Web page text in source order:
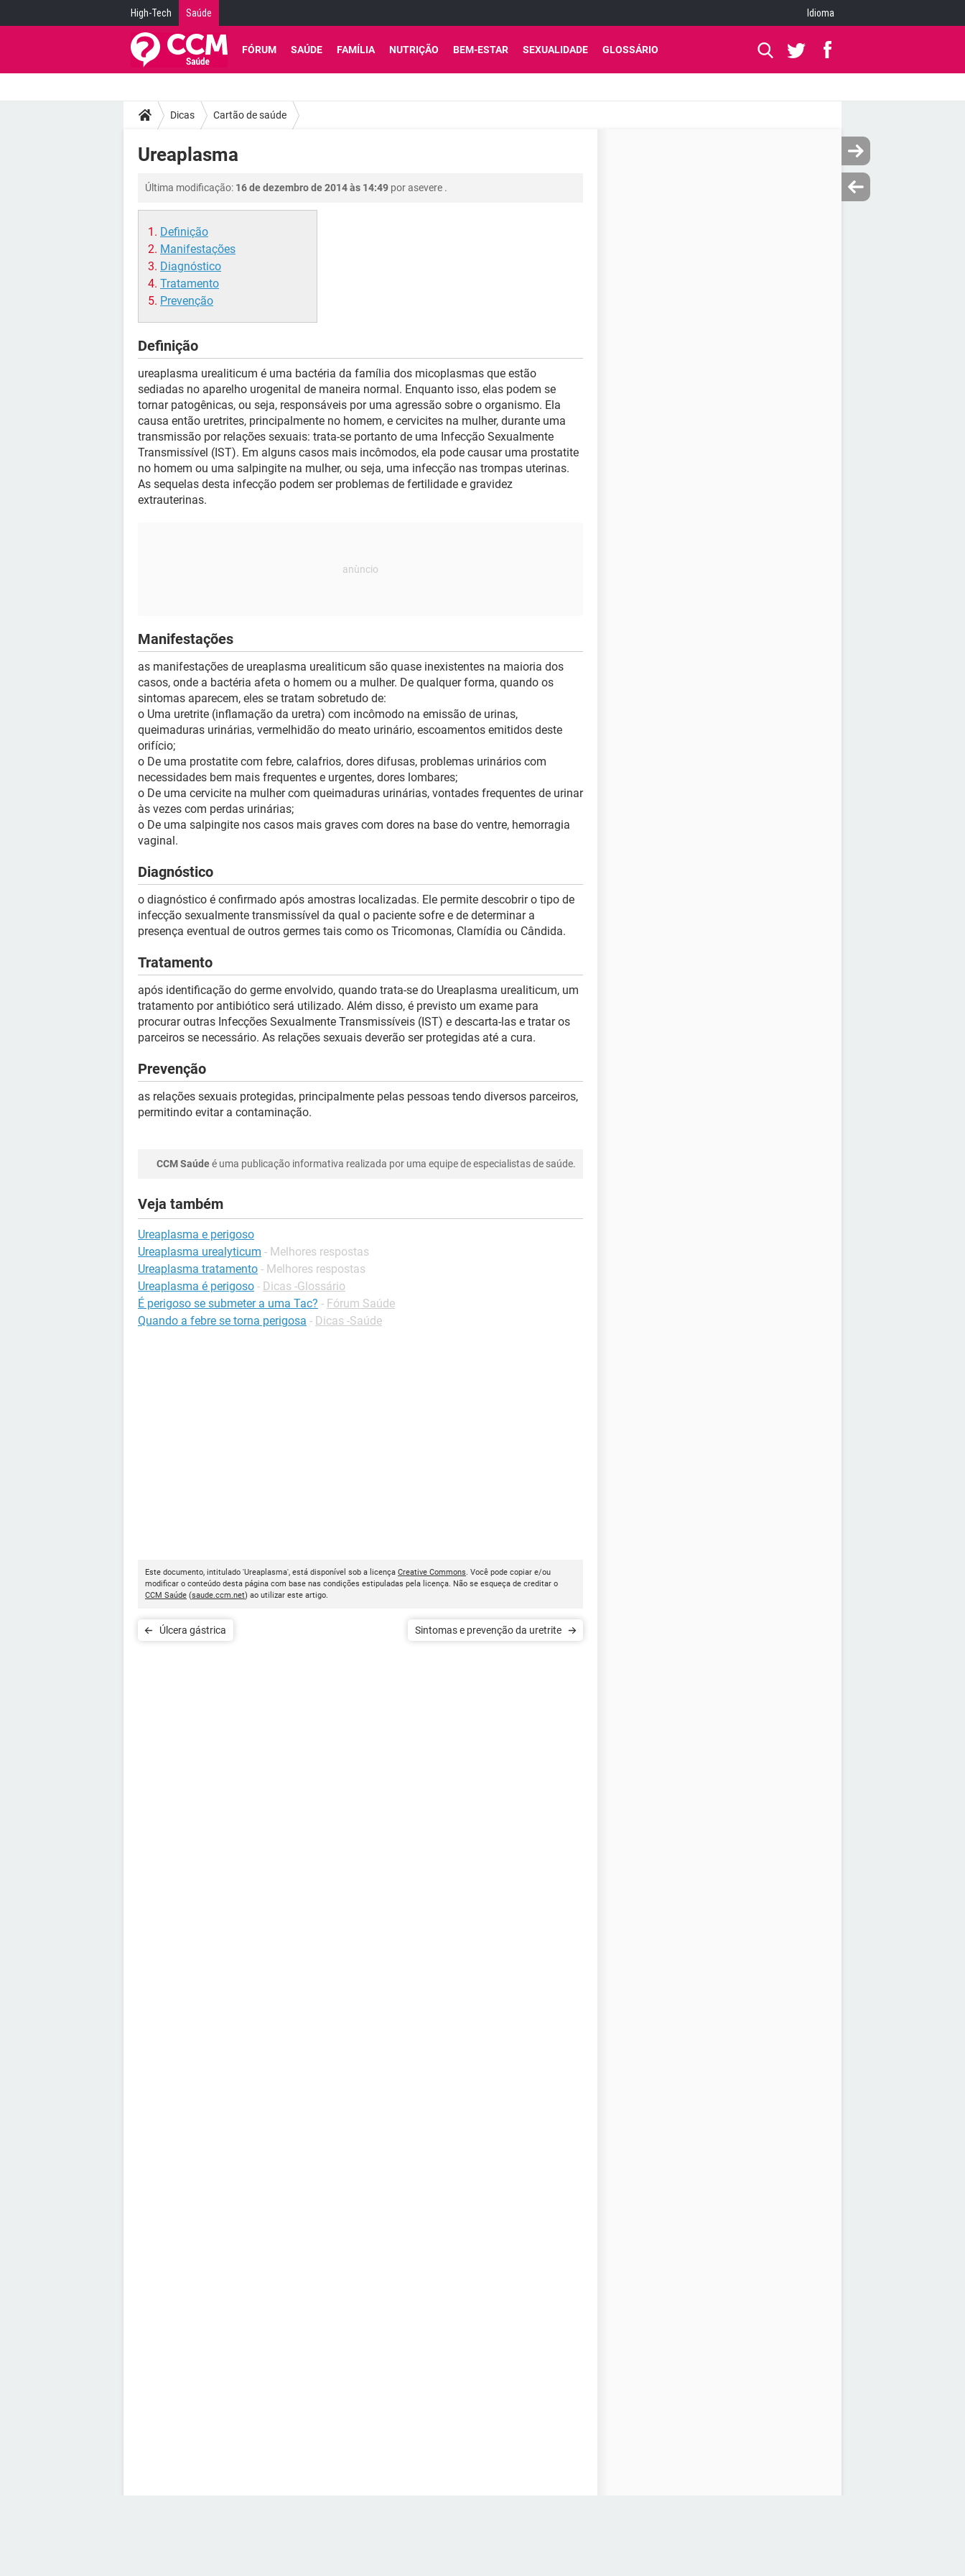
High-Tech Saúde Idioma
FÓRUM SAÚDE FAMÍLIA NUTRIÇÃO BEM-ESTAR SEXUALIDADE GLOSSÁRIO
Dicas Cartão de saúde
Ureaplasma
Última modificação: 16 de dezembro de 2014 às 14:49 porasevere .
Definição
Manifestações
Diagnóstico
Tratamento
Prevenção
Definição
ureaplasma urealiticum é uma bactéria da família dos micoplasmas que estão
sediadas no aparelho urogenital de maneira normal. Enquanto isso, elas podem se
tornar patogênicas, ou seja, responsáveis por uma agressão sobre o organismo. Ela
causa então uretrites, principalmente no homem, e cervicites na mulher, durante uma
transmissão por relações sexuais: trata-se portanto de uma Infecção Sexualmente
Transmissível (IST). Em alguns casos mais incômodos, ela pode causar uma prostatite
no homem ou uma salpingite na mulher, ou seja, uma infecção nas trompas uterinas.
As sequelas desta infecção podem ser problemas de fertilidade e gravidez
extrauterinas.
Manifestações
as manifestações de ureaplasma urealiticum são quase inexistentes na maioria dos
casos, onde a bactéria afeta o homem ou a mulher. De qualquer forma, quando os
sintomas aparecem, eles se tratam sobretudo de:
o Uma uretrite (inflamação da uretra) com incômodo na emissão de urinas,
queimaduras urinárias, vermelhidão do meato urinário, escoamentos emitidos deste
orifício;
o De uma prostatite com febre, calafrios, dores difusas, problemas urinários com
necessidades bem mais frequentes e urgentes, dores lombares;
o De uma cervicite na mulher com queimaduras urinárias, vontades frequentes de urinar
às vezes com perdas urinárias;
o De uma salpingite nos casos mais graves com dores na base do ventre, hemorragia
vaginal.
Diagnóstico
o diagnóstico é confirmado após amostras localizadas. Ele permite descobrir o tipo de
infecção sexualmente transmissível da qual o paciente sofre e de determinar a
presença eventual de outros germes tais como os Tricomonas, Clamídia ou Cândida.
Tratamento
após identificação do germe envolvido, quando trata-se do Ureaplasma urealiticum, um
tratamento por antibiótico será utilizado. Além disso, é previsto um exame para
procurar outras Infecções Sexualmente Transmissíveis (IST) e descarta-las e tratar os
parceiros se necessário. As relações sexuais deverão ser protegidas até a cura.
Prevenção
as relações sexuais protegidas, principalmente pelas pessoas tendo diversos parceiros,
permitindo evitar a contaminação.
CCM Saúdeé uma publicação informativa realizada por uma equipe de especialistas de saúde.
Veja também
Ureaplasma e perigoso
Ureaplasma urealyticum - Melhores respostas
Ureaplasma tratamento - Melhores respostas
Ureaplasma é perigoso - Dicas -Glossário
É perigoso se submeter a uma Tac? - Fórum Saúde
Quando a febre se torna perigosa - Dicas -Saúde
Este documento, intitulado 'Ureaplasma', está disponível sob a licença Creative Commons. Você pode copiar e/ou
modificar o conteúdo desta página com base nas condições estipuladas pela licença. Não se esqueça de creditar o
CCM Saúde (saude.ccm.net) ao utilizar este artigo.
Úlcera gástrica Sintomas e prevenção da uretrite